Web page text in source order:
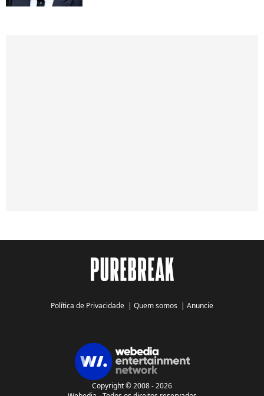
Política de Privacidade | Quem somos | Anuncie
Copyright © 2008 - 2026